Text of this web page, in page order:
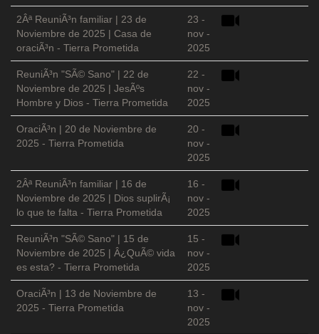
2Âª ReuniÃ³n familiar | 23 de
Noviembre de 2025 | Casa de
oraciÃ³n - Tierra Prometida
23 -
nov -
2025
ReuniÃ³n "SÃ© Sano" | 22 de
Noviembre de 2025 | JesÃºs
Hombre y Dios - Tierra Prometida
22 -
nov -
2025
OraciÃ³n | 20 de Noviembre de
2025 - Tierra Prometida
20 -
nov -
2025
2Âª ReuniÃ³n familiar | 16 de
Noviembre de 2025 | Dios suplirÃ¡
lo que te falta - Tierra Prometida
16 -
nov -
2025
ReuniÃ³n "SÃ© Sano" | 15 de
Noviembre de 2025 | Â¿QuÃ© vida
es esta? - Tierra Prometida
15 -
nov -
2025
OraciÃ³n | 13 de Noviembre de
2025 - Tierra Prometida
13 -
nov -
2025